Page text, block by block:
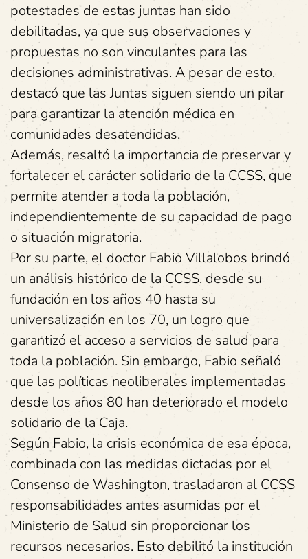
potestades de estas juntas han sido
debilitadas, ya que sus observaciones y
propuestas no son vinculantes para las
decisiones administrativas. A pesar de esto,
destacó que las Juntas siguen siendo un pilar
para garantizar la atención médica en
comunidades desatendidas.
Además, resaltó la importancia de preservar y
fortalecer el carácter solidario de la CCSS, que
permite atender a toda la población,
independientemente de su capacidad de pago
o situación migratoria.
Por su parte, el doctor Fabio Villalobos brindó
un análisis histórico de la CCSS, desde su
fundación en los años 40 hasta su
universalización en los 70, un logro que
garantizó el acceso a servicios de salud para
toda la población. Sin embargo, Fabio señaló
que las políticas neoliberales implementadas
desde los años 80 han deteriorado el modelo
solidario de la Caja.
Según Fabio, la crisis económica de esa época,
combinada con las medidas dictadas por el
Consenso de Washington, trasladaron al CCSS
responsabilidades antes asumidas por el
Ministerio de Salud sin proporcionar los
recursos necesarios. Esto debilitó la institución